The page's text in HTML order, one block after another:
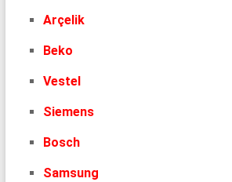
Arçelik
Beko
Vestel
Siemens
Bosch
Samsung